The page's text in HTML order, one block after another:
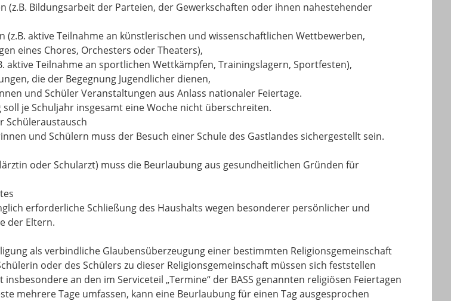
(z.B. Bildungsarbeit der Parteien, der Gewerkschaften oder ihnen nahestehender
(z.B. aktive Teilnahme an künstlerischen und wissenschaftlichen Wettbewerben,
eines Chores, Orchesters oder Theaters),
aktive Teilnahme an sportlichen Wettkämpfen, Trainingslagern, Sportfesten),
die der Begegnung Jugendlicher dienen,
und Schüler Veranstaltungen aus Anlass nationaler Feiertage.
je Schuljahr insgesamt eine Woche nicht überschreiten.
Schüleraustausch
und Schülern muss der Besuch einer Schule des Gastlandes sichergestellt sein.
oder Schularzt) muss die Beurlaubung aus gesundheitlichen Gründen für
erforderliche Schließung des Haushalts wegen besonderer persönlicher und
der Eltern.
als verbindliche Glaubensüberzeugung einer bestimmten Religionsgemeinschaft
oder des Schülers zu dieser Religionsgemeinschaft müssen sich feststellen
insbesondere an den im Serviceteil „Termine“ der BASS genannten religiösen Feiertagen
mehrere Tage umfassen, kann eine Beurlaubung für einen Tag ausgesprochen